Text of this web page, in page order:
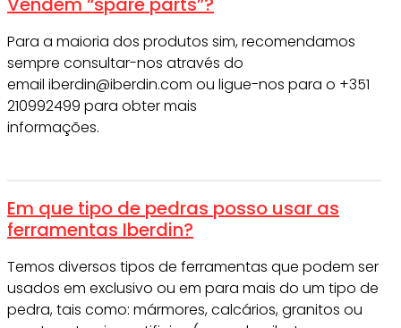
Para a maioria dos produtos sim, recomendamos
sempre consultar-nos através do
email iberdin@iberdin.com ou ligue-nos para o +351
210992499 para obter mais
informações.
Em que tipo de pedras posso usar as
ferramentas Iberdin?
Temos diversos tipos de ferramentas que podem ser
usados em exclusivo ou em para mais do um tipo de
pedra, tais como: mármores, calcários, granitos ou